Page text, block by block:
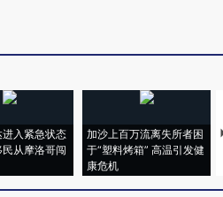
入紧急状态
从摩洛哥闯
加沙上百万流离失所者困
于“塑料烤箱” 高温引发健
康危机